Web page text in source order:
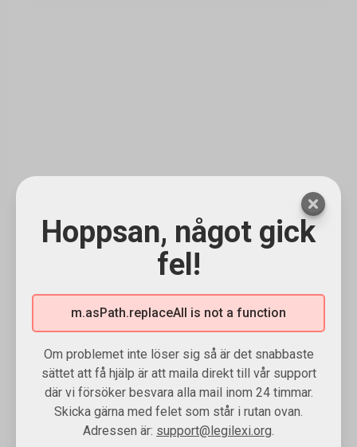
Hoppsan, något gick
fel!
m.asPath.replaceAll is not a function
Om problemet inte löser sig så är det snabbaste
sättet att få hjälp är att maila direkt till vår support
där vi försöker besvara alla mail inom 24 timmar.
Skicka gärna med felet som står i rutan ovan.
Adressen är: support@legilexi.org.